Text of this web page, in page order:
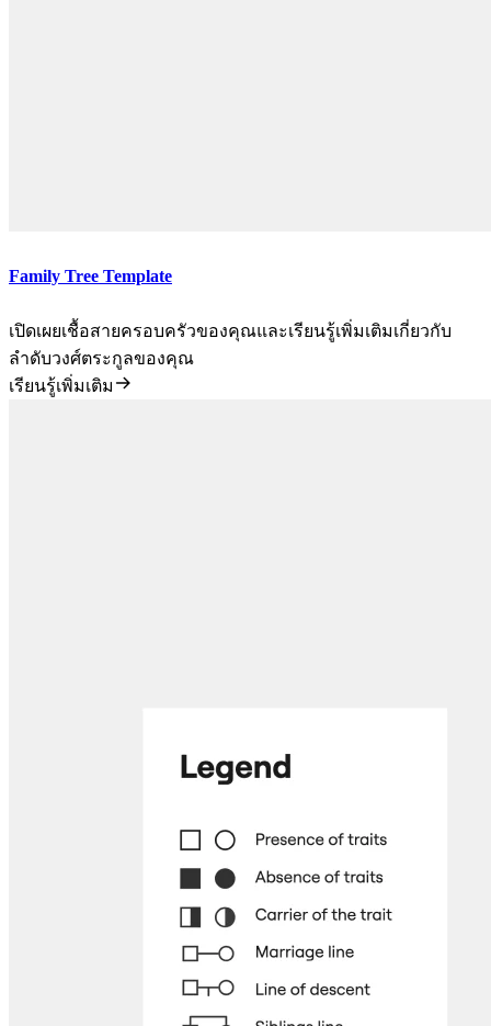
Family Tree Template
เปิดเผยเชื้อสายครอบครัวของคุณและเรียนรู้เพิ่มเติมเกี่ยวกับ
ลำดับวงศ์ตระกูลของคุณ
เรียนรู้เพิ่มเติม